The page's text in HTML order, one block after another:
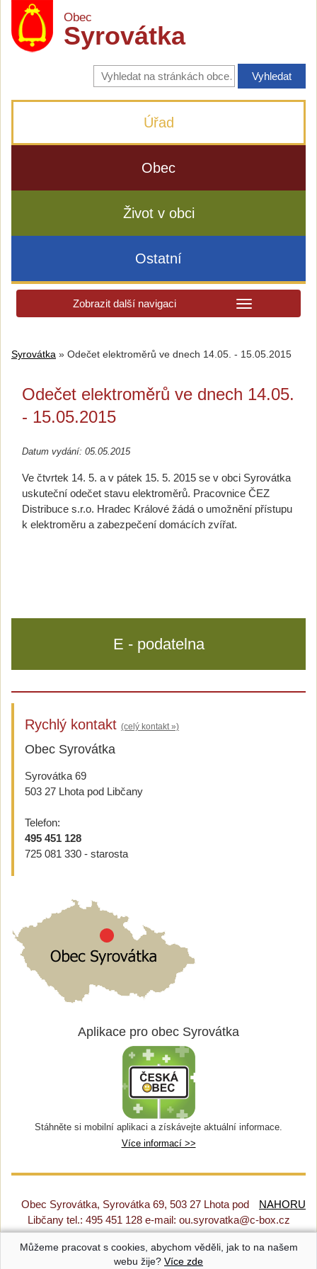
Obec
Syrovátka
Vyhledávání
na
stránkách
Úřad
Obec
Život v obci
Ostatní
Zobrazit další navigaci
Syrovátka » Odečet elektroměrů ve dnech 14.05. - 15.05.2015
Odečet elektroměrů ve dnech 14.05.
- 15.05.2015
Datum vydání: 05.05.2015
Ve čtvrtek 14. 5. a v pátek 15. 5. 2015 se v obci Syrovátka
uskuteční odečet stavu elektroměrů. Pracovnice ČEZ
Distribuce s.r.o. Hradec Králové žádá o umožnění přístupu
k elektroměru a zabezpečení domácích zvířat.
E - podatelna
Rychlý kontakt (celý kontakt »)
Obec Syrovátka
Syrovátka 69
503 27 Lhota pod Libčany
Telefon:
495 451 128
725 081 330 - starosta
Aplikace pro obec Syrovátka
Stáhněte si mobilní aplikaci a získávejte aktuální informace.
Více informací >>
NAHORU
Obec Syrovátka, Syrovátka 69, 503 27 Lhota pod
Libčany tel.: 495 451 128 e-mail: ou.syrovatka@c-box.cz
Prohlášení o přístupnosti|Původní web|Nastavení cookies
Můžeme pracovat s cookies, abychom věděli, jak to na našem
webu žije? Více zde